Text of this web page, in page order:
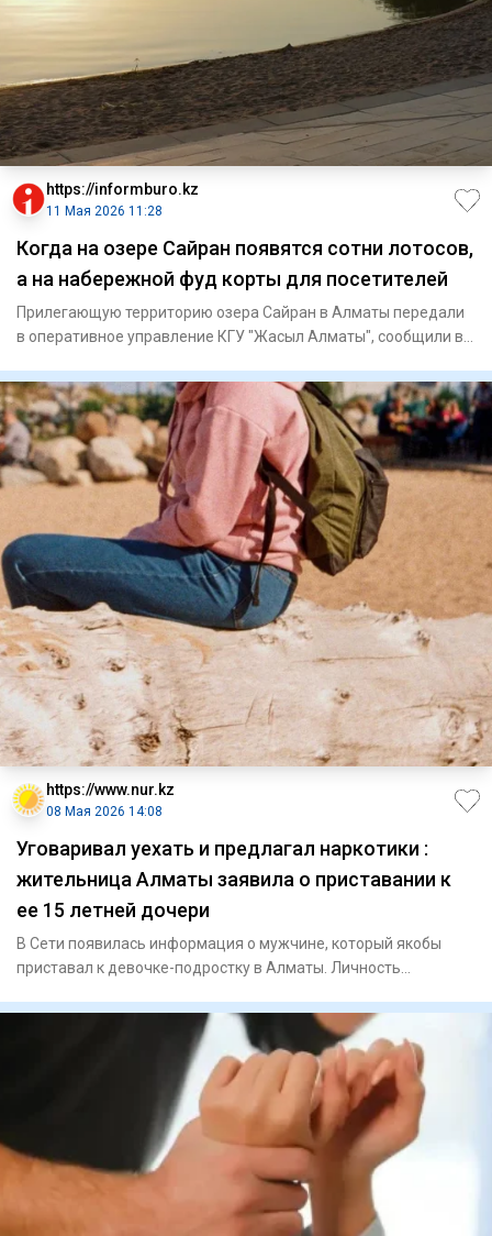
https://informburo.kz
11 Мая 2026 11:28
Когда на озере Сайран появятся сотни лотосов,
а на набережной фуд корты для посетителей
Прилегающую территорию озера Сайран в Алматы передали
в оперативное управление КГУ "Жасыл Алматы", сообщили в
https://www.nur.kz
08 Мая 2026 14:08
Уговаривал уехать и предлагал наркотики :
жительница Алматы заявила о приставании к
ее 15 летней дочери
В Сети появилась информация о мужчине, который якобы
приставал к девочке-подростку в Алматы. Личность